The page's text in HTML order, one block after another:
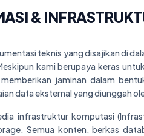
&
teknis yang disajikan di
kami berupaya keras
jaminan dalam
data eksternal yang diunggah
infrastruktur komputasi
Semua konten, berkas